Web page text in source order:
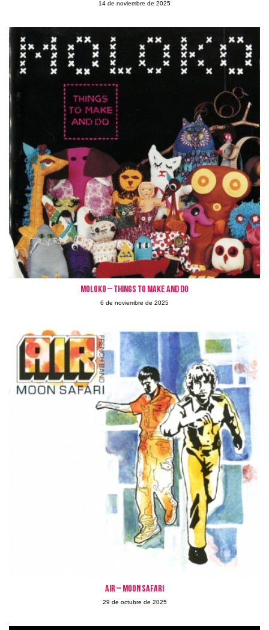
14 de noviembre de 2025
MOLOKO – Things to Make and Do
6 de noviembre de 2025
AIR – Moon Safari
29 de octubre de 2025